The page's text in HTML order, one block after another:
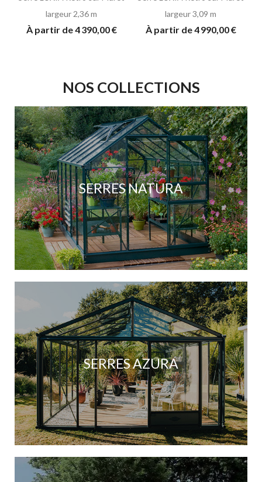
largeur 2,36 m
À partir de 4 390,00 €
largeur 3,09 m
À partir de 4 990,00 €
NOS COLLECTIONS
SERRES NATURA
SERRES AZURA